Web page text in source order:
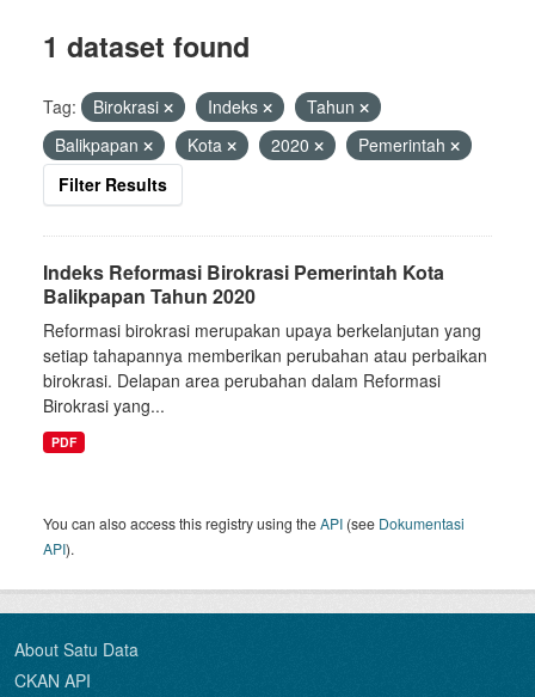
1 dataset found
Tag: Birokrasi Indeks
Tahun
Balikpapan
Kota 2020
Pemerintah
Filter Results
Indeks Reformasi Birokrasi Pemerintah Kota
Balikpapan Tahun 2020
Reformasi birokrasi merupakan upaya berkelanjutan yang
setiap tahapannya memberikan perubahan atau perbaikan
birokrasi. Delapan area perubahan dalam Reformasi
Birokrasi yang...
PDF
You can also access this registry using theAPI (see Dokumentasi
API).
About Satu Data
CKAN API